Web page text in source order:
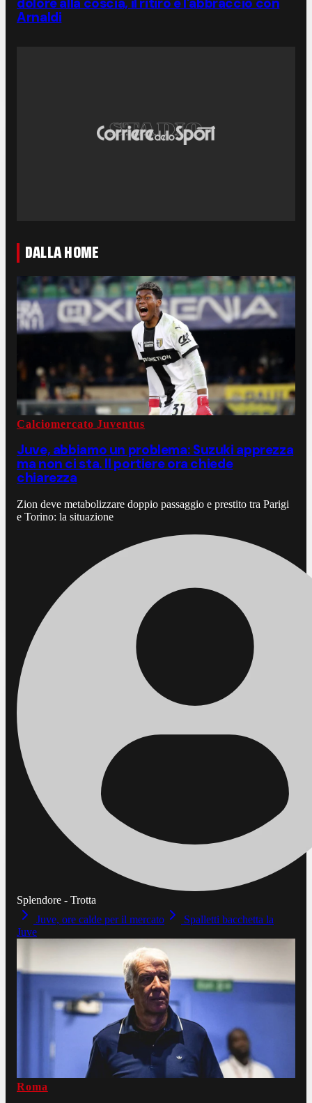
Arnaldi
DALLA HOME
Calciomercato Juventus
Juve, abbiamo un problema: Suzuki apprezza
ma non ci sta. Il portiere ora chiede
chiarezza
Zion deve metabolizzare doppio passaggio e prestito tra Parigi
e Torino: la situazione
Splendore - Trotta
Juve, ore calde per il mercato
Spalletti bacchetta la
Juve
Roma